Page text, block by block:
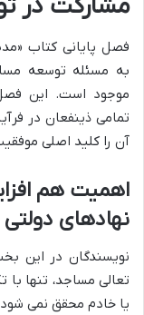
مشارکت در
فصل پایانی کتاب
به مسئله توسعه
موجود است. این
تمامی ذینفعان در
آن را کلید اصلی
اهمیت هم
نهادهای دولتی
نویسندگان در این
تعالی مساجد، تنها
یا خادم محقق نمی